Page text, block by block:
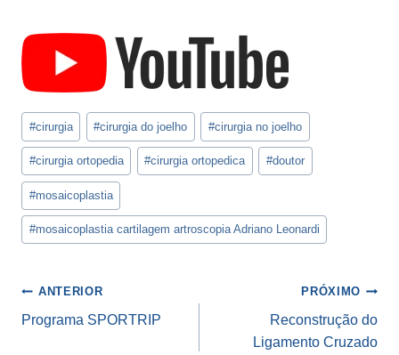
Tags
do
Post:
#cirurgia #cirurgia do joelho #cirurgia no joelho
#cirurgia ortopedia #cirurgia ortopedica #doutor
#mosaicoplastia
#mosaicoplastia cartilagem artroscopia Adriano Leonardi
Navegação
de
ANTERIOR
Programa SPORTRIP
PRÓXIMO
Reconstrução do
Ligamento Cruzado